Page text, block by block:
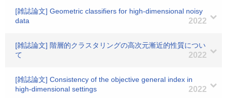
[雑誌論文] Geometric classifiers for high-dimensional noisy
data
2022
[雑誌論文] 階層的クラスタリングの高次元漸近的性質につい
て
2022
[雑誌論文] Consistency of the objective general index in
high-dimensional settings
2022